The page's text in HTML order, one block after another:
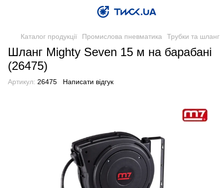
Каталог продукції Промислова пневматика Трубки та
Шланг Mighty Seven 15 м на барабані
(26475)
Артикул: 26475 Написати відгук